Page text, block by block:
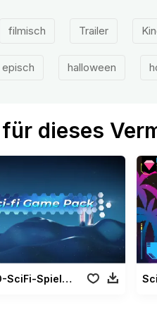
filmisch Trailer
episch halloween
dieses
Gaming | 3D-SciFi-Spielepaket